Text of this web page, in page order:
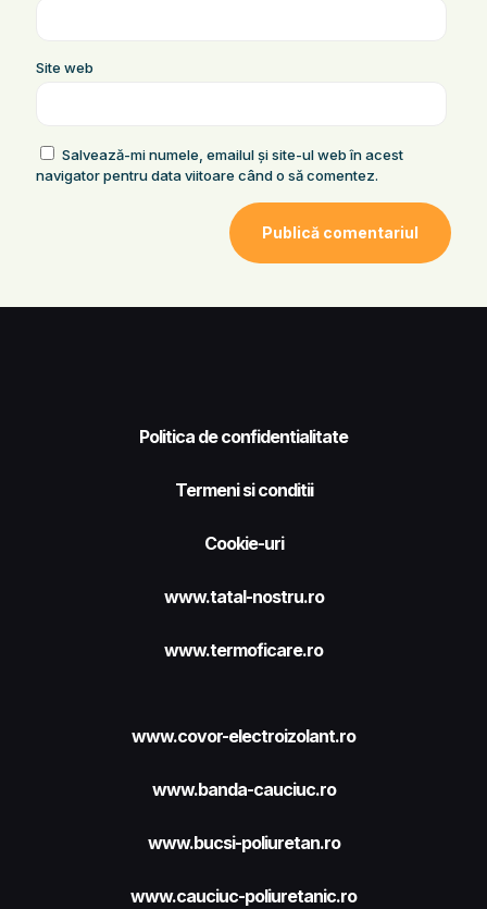
Site web
Salvează-mi numele, emailul și site-ul web în acest
navigator pentru data viitoare când o să comentez.
Politica de confidentialitate
Termeni si conditii
Cookie-uri
www.tatal-nostru.ro
www.termoficare.ro
www.covor-electroizolant.ro
www.banda-cauciuc.ro
www.bucsi-poliuretan.ro
www.cauciuc-poliuretanic.ro